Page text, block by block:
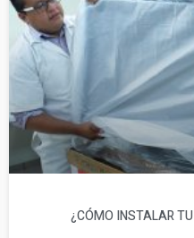
¿CÓMO INSTALAR